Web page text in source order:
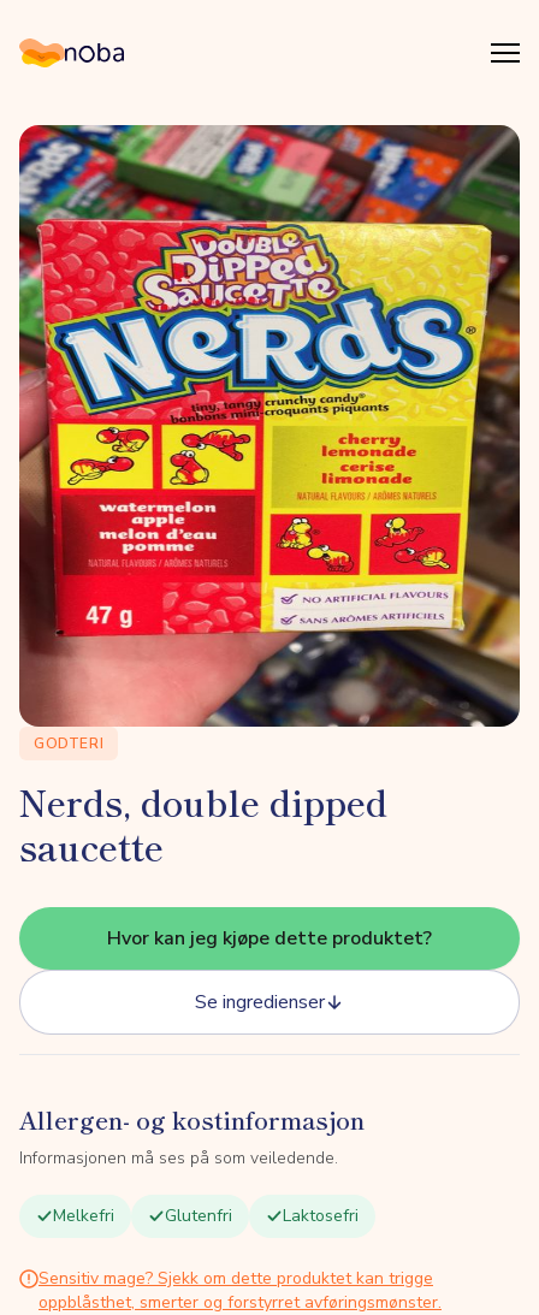
Noba
GODTERI
Nerds, double dipped
saucette
Hvor kan jeg kjøpe dette produktet?
Se ingredienser
Allergen- og kostinformasjon
Informasjonen må ses på som veiledende.
Melkefri Glutenfri Laktosefri
Sensitiv mage? Sjekk om dette produktet kan trigge
oppblåsthet, smerter og forstyrret avføringsmønster.